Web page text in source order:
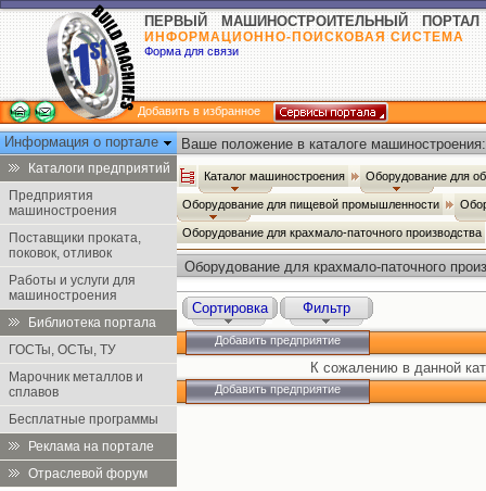
ПЕРВЫЙ МАШИНОСТРОИТЕЛЬНЫЙ ПОРТАЛ
ИНФОРМАЦИОННО-ПОИСКОВАЯ СИСТЕМА
Форма для связи
Добавить в избранное
Информация о портале
Каталоги предприятий
Предприятия
машиностроения
Поставщики проката,
поковок, отливок
Работы и услуги для
машиностроения
Библиотека портала
ГОСТы, ОСТы, ТУ
Марочник металлов и
сплавов
Бесплатные программы
Реклама на портале
Отраслевой форум
Ваше положение в каталоге машиностроения:
Каталог машиностроения Оборудование для
Оборудование для пищевой промышленности
Оборудование для крахмало-паточного производства
Оборудование для крахмало-паточного
Сортировка Фильтр
Добавить предприятие
К сожалению в данной
Добавить предприятие